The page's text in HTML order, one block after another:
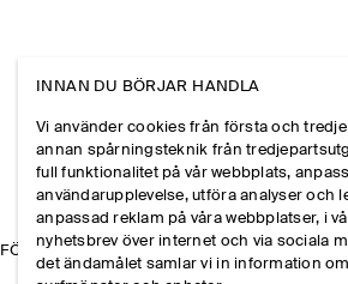
FÖRETAGET
INNAN DU BÖRJAR HANDLA
Vi använder cookies från första och
annan spårningsteknik från
full funktionalitet på vår webbplats,
användarupplevelse, utföra analyser och
anpassad reklam på våra webbplatser, i
nyhetsbrev över internet och via sociala
det ändamålet samlar vi in information